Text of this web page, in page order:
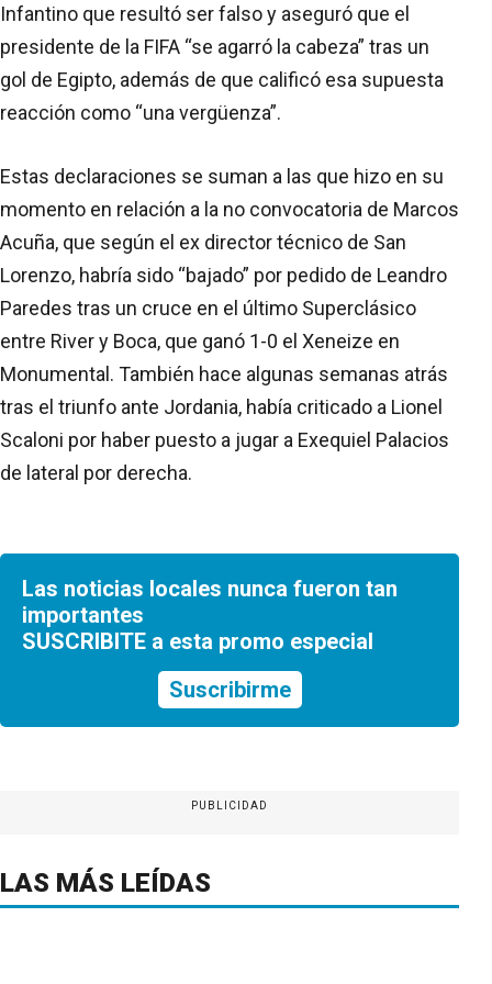
Infantino que resultó ser falso y aseguró que el
presidente de la FIFA “se agarró la cabeza” tras un
gol de Egipto, además de que calificó esa supuesta
reacción como “una vergüenza”.
Estas declaraciones se suman a las que hizo en su
momento en relación a la no convocatoria de Marcos
Acuña, que según el ex director técnico de San
Lorenzo, habría sido “bajado” por pedido de Leandro
Paredes tras un cruce en el último Superclásico
entre River y Boca, que ganó 1-0 el Xeneize en
Monumental. También hace algunas semanas atrás
tras el triunfo ante Jordania, había criticado a Lionel
Scaloni por haber puesto a jugar a Exequiel Palacios
de lateral por derecha.
Las noticias locales nunca fueron tan
importantes
SUSCRIBITE a esta promo especial
Suscribirme
PUBLICIDAD
LAS MÁS LEÍDAS